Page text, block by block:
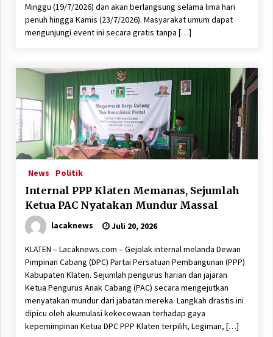
Minggu (19/7/2026) dan akan berlangsung selama lima hari
penuh hingga Kamis (23/7/2026). Masyarakat umum dapat
mengunjungi event ini secara gratis tanpa […]
News Politik
Internal PPP Klaten Memanas, Sejumlah
Ketua PAC Nyatakan Mundur Massal
lacaknews Juli 20, 2026
KLATEN – Lacaknews.com – Gejolak internal melanda Dewan
Pimpinan Cabang (DPC) Partai Persatuan Pembangunan (PPP)
Kabupaten Klaten. Sejumlah pengurus harian dan jajaran
Ketua Pengurus Anak Cabang (PAC) secara mengejutkan
menyatakan mundur dari jabatan mereka. Langkah drastis ini
dipicu oleh akumulasi kekecewaan terhadap gaya
kepemimpinan Ketua DPC PPP Klaten terpilih, Legiman, […]